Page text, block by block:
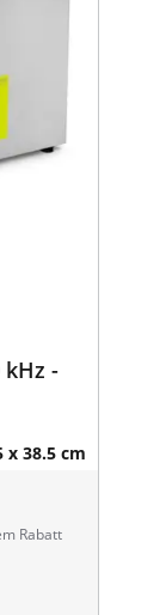
-
x 38.5 cm
Rabatt